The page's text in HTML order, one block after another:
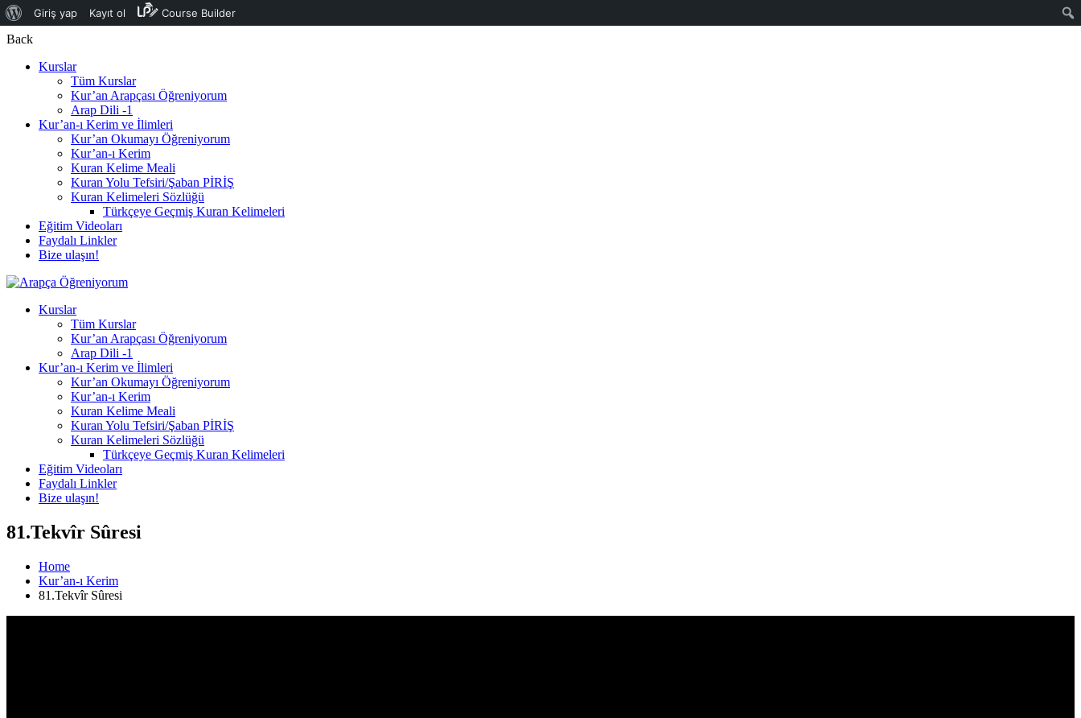
WordPress
hakkında
Giriş yap Kayıt ol Course Builder
Back
Kurslar
Tüm Kurslar
Kur’an Arapçası Öğreniyorum
Arap Dili -1
Kur’an-ı Kerim ve İlimleri
Kur’an Okumayı Öğreniyorum
Kur’an-ı Kerim
Kuran Kelime Meali
Kuran Yolu Tefsiri/Şaban PİRİŞ
Kuran Kelimeleri Sözlüğü
Türkçeye Geçmiş Kuran Kelimeleri
Eğitim Videoları
Faydalı Linkler
Bize ulaşın!
Kurslar
Tüm Kurslar
Kur’an Arapçası Öğreniyorum
Arap Dili -1
Kur’an-ı Kerim ve İlimleri
Kur’an Okumayı Öğreniyorum
Kur’an-ı Kerim
Kuran Kelime Meali
Kuran Yolu Tefsiri/Şaban PİRİŞ
Kuran Kelimeleri Sözlüğü
Türkçeye Geçmiş Kuran Kelimeleri
Eğitim Videoları
Faydalı Linkler
Bize ulaşın!
81.Tekvîr Sûresi
Home
Kur’an-ı Kerim
81.Tekvîr Sûresi